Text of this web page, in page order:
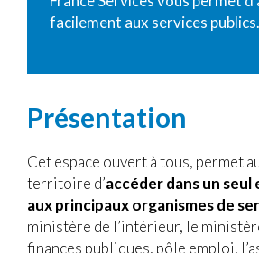
facilement aux services publics.
Présentation
Cet espace ouvert à tous, permet
territoire d’accéder dans un seul
aux principaux organismes de
ministère de l’intérieur, le
finances publiques, pôle emploi,